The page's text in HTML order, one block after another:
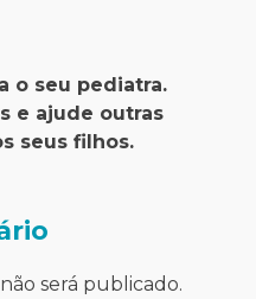
o seu pediatra.
e ajude outras
seus filhos.
será publicado.